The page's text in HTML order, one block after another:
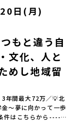
軽にご相談くださ
代表する伝統工芸の
に選ばれた「岳の
選」に選ばれた
立ち止まりたくなる
り合う、“本物”に出
賀県有田町で実際に
、有田焼づくりに関
高校で学ぶ生徒など
のデザイン」を一
、 “どうしてこの形
する？” そんなふう
ントです。ここで出
つながるかもしれま
験を、ぜひ楽しん
日(月)
もと違う自
文化、人と
めし地域留
間最大72万／💡北
～夢に向かって一歩
件はこちらから------
料＞累計3,000万